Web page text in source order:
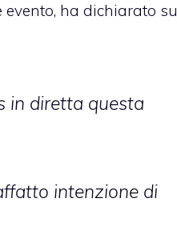
ha dichiarato su
in diretta questa
intenzione di